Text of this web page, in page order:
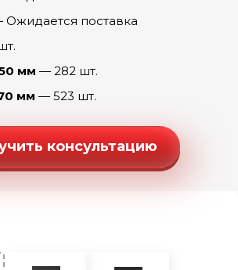
(эмалит Белый)
(Дуб пацифика)
(Беленый дуб)
(Капучино)
(эмалит Белый)
(эмалит Серый)
Ожидается поставка
мм — 282 шт.
мм — 523 шт.
Получить консультацию